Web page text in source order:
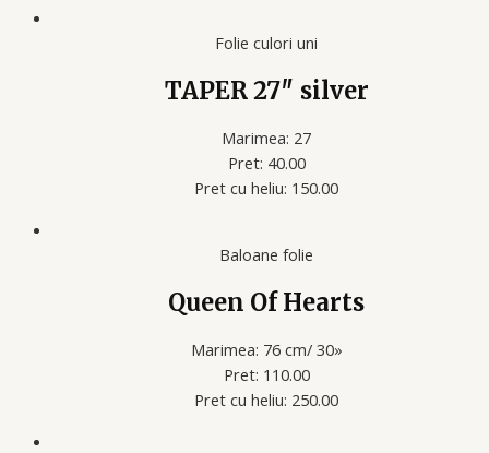
Folie culori uni
TAPER 27″ silver
Marimea: 27
Pret: 40.00
Pret cu heliu: 150.00
Baloane folie
Queen Of Hearts
Marimea: 76 cm/ 30»
Pret: 110.00
Pret cu heliu: 250.00